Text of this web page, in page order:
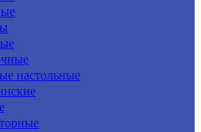
настольные